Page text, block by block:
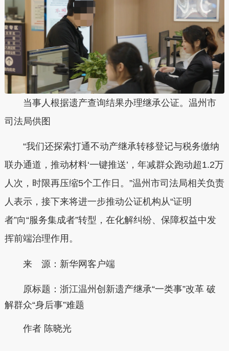
当事人根据遗产查询结果办理继承公证。温州市
司法局供图
“我们还探索打通不动产继承转移登记与税务缴纳
联办通道，推动材料‘一键推送’，年减群众跑动超1.2万
人次，时限再压缩5个工作日。”温州市司法局相关负责
人表示，接下来将进一步推动公证机构从“证明
者”向“服务集成者”转型，在化解纠纷、保障权益中发
挥前端治理作用。
来 源：新华网客户端
原标题： 浙江温州创新遗产继承“一类事”改革 破
解群众“身后事”难题
作者 陈晓光